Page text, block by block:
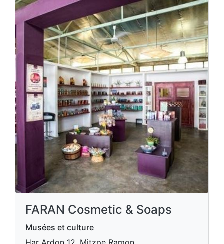
FARAN Cosmetic & Soaps
Musées et culture
Har Ardon 12, Mitzpe Ramon